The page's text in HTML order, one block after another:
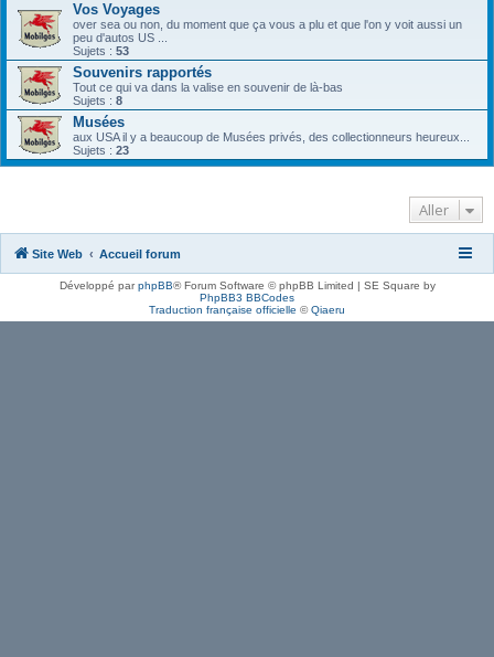
Vos Voyages
over sea ou non, du moment que ça vous a plu et que l'on y voit aussi un
peu d'autos US ...
Sujets : 53
Souvenirs rapportés
Tout ce qui va dans la valise en souvenir de là-bas
Sujets : 8
Musées
aux USA il y a beaucoup de Musées privés, des collectionneurs heureux...
Sujets : 23
Aller
Site Web Accueil forum
Développé parphpBB® Forum Software © phpBB Limited | SE Square by
PhpBB3 BBCodes
Traduction française officielle ©Qiaeru